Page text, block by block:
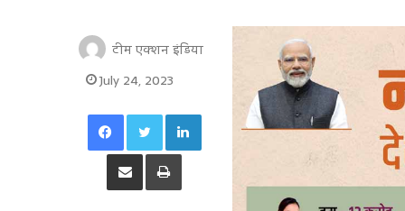
टीम एक्शन इंडिया
July 24, 2023
Facebook Twitter LinkedIn
Share via Email Print